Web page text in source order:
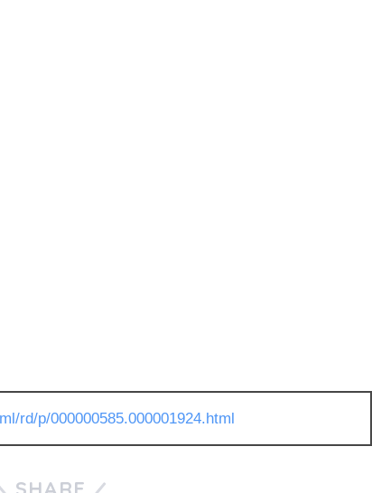
rd/p/000000585.000001924.html